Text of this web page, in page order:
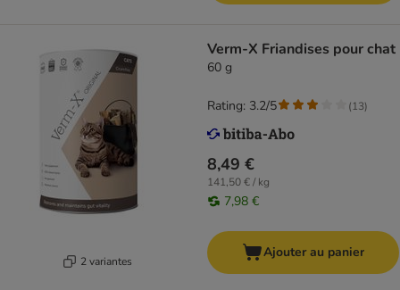
2 variantes
Verm-X Friandises pour chat
60 g
8,49 €
141,50 € / kg
7,98 €
Rating: 3.2/5 (13)
Ajouter au panier